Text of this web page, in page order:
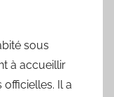
sous
à accueillir
Il a